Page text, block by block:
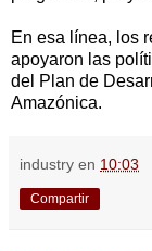
En esa línea, los
apoyaron las
del Plan de
Amazónica.
industry en 10:03
Compartir